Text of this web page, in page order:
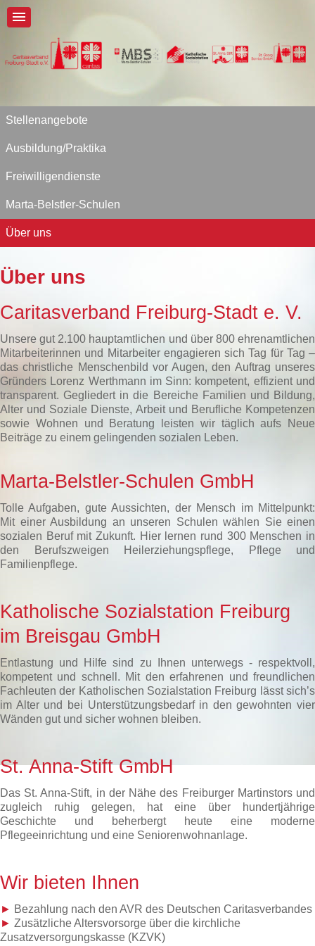
Stellenangebote
Ausbildung/Praktika
Freiwilligendienste
Marta-Belstler-Schulen
Über uns
Über uns
Caritasverband Freiburg-Stadt e. V.
Unsere gut 2.100 hauptamtlichen und über 800 ehrenamtlichen
Mitarbeiterinnen und Mitarbeiter engagieren sich Tag für Tag –
das christliche Menschenbild vor Augen, den Auftrag unseres
Gründers Lorenz Werthmann im Sinn: kompetent, effizient und
transparent. Gegliedert in die Bereiche Familien und Bildung,
Alter und Soziale Dienste, Arbeit und Berufliche Kompetenzen
sowie Wohnen und Beratung leisten wir täglich aufs Neue
Beiträge zu einem gelingenden sozialen Leben.
Marta-Belstler-Schulen GmbH
Tolle Aufgaben, gute Aussichten, der Mensch im Mittelpunkt:
Mit einer Ausbildung an unseren Schulen wählen Sie einen
sozialen Beruf mit Zukunft. Hier lernen rund 300 Menschen in
den Berufszweigen Heilerziehungspflege, Pflege und
Familienpflege.
Katholische Sozialstation Freiburg
im Breisgau GmbH
Entlastung und Hilfe sind zu Ihnen unterwegs - respektvoll,
kompetent und schnell. Mit den erfahrenen und freundlichen
Fachleuten der Katholischen Sozialstation Freiburg lässt sich’s
im Alter und bei Unterstützungsbedarf in den gewohnten vier
Wänden gut und sicher wohnen bleiben.
St. Anna-Stift GmbH
Das St. Anna-Stift, in der Nähe des Freiburger Martinstors und
zugleich ruhig gelegen, hat eine über hundertjährige
Geschichte und beherbergt heute eine moderne
Pflegeeinrichtung und eine Seniorenwohnanlage.
Wir bieten Ihnen
► Bezahlung nach den AVR des Deutschen Caritasverbandes
► Zusätzliche Altersvorsorge über die kirchliche
Zusatzversorgungskasse (KZVK)